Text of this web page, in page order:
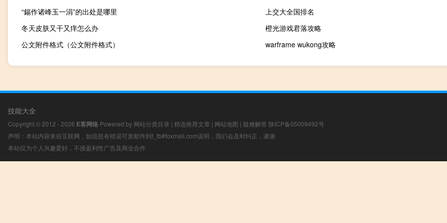
“鍚作诸峰玉一涓”的出处是哪里
上交大全国排名
冬天皮肤又干又痒怎么办
橙光游戏君落攻略
公文附件格式（公文附件格式）
warframe wukong攻略
技能大全
Copyright © 2012 - 2026 E客网络 Powered by 网站分类目录 | 精选推荐文章 | 网站地图 | 疑难解答 陕ICP备05009492号
声明：本站内容来自互联网，如信息有错误可发邮件到f_fb#foxmail.com说明，我们会及时纠正，谢谢
本站仅为个人兴趣爱好，不接盈利性广告及商业合作